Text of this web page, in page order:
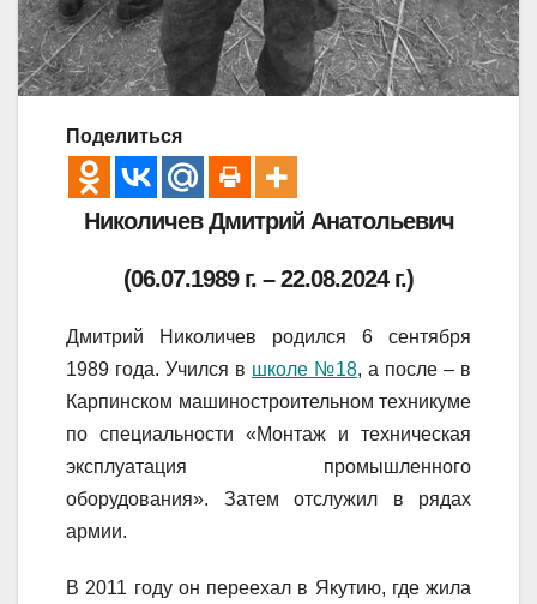
Поделиться
Николичев Дмитрий Анатольевич
(06.07.1989 г. – 22.08.2024 г.)
Дмитрий Николичев родился 6 сентября
1989 года. Учился в школе №18, а после – в
Карпинском машиностроительном техникуме
по специальности «Монтаж и техническая
эксплуатация промышленного
оборудования». Затем отслужил в рядах
армии.
В 2011 году он переехал в Якутию, где жила